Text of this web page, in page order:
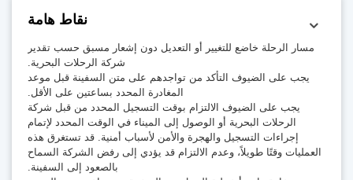
نقاط هامة
مسار الرحلة خاضع للتغيير أو التعديل دون إشعار مسبق حسب تقدير
شركة الرحلات البحرية.
يجب على الضيوف التأكد من تواجدهم على متن السفينة قبل موعد
المغادرة المحدد بساعتين على الأقل.
يجب على الضيوف الالتزام بوقت التسجيل المحدد من قبل شركة
الرحلات البحرية أو الوصول إلى الميناء في الوقت المحدد لإتمام
إجراءات التسجيل والهجرة والأمن لأسباب أمنية. قد تستغرق هذه
العمليات وقتًا طويلاً، وعدم الالتزام قد يؤدي إلى رفض الشركة السماح
بالصعود إلى السفينة.